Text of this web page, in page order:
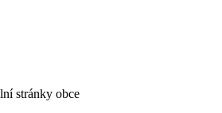
stránky obce